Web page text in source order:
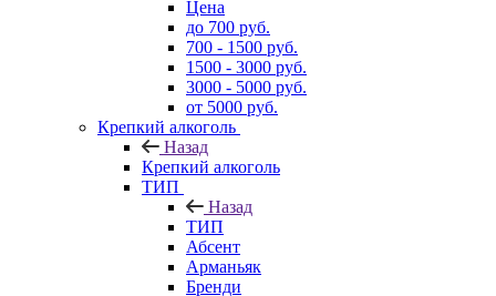
Цена
до 700 руб.
700 - 1500 руб.
1500 - 3000 руб.
3000 - 5000 руб.
от 5000 руб.
Крепкий алкоголь
Назад
Крепкий алкоголь
ТИП
Назад
ТИП
Абсент
Арманьяк
Бренди